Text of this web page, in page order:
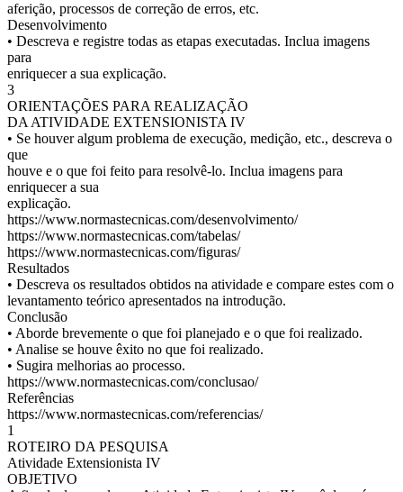
aferição, processos de correção de erros, etc.
Desenvolvimento
• Descreva e registre todas as etapas executadas. Inclua imagens
para
enriquecer a sua explicação.
3
ORIENTAÇÕES PARA REALIZAÇÃO
DA ATIVIDADE EXTENSIONISTA IV
• Se houver algum problema de execução, medição, etc., descreva o
que
houve e o que foi feito para resolvê-lo. Inclua imagens para
enriquecer a sua
explicação.
https://www.normastecnicas.com/desenvolvimento/
https://www.normastecnicas.com/tabelas/
https://www.normastecnicas.com/figuras/
Resultados
• Descreva os resultados obtidos na atividade e compare estes com o
levantamento teórico apresentados na introdução.
Conclusão
• Aborde brevemente o que foi planejado e o que foi realizado.
• Analise se houve êxito no que foi realizado.
• Sugira melhorias ao processo.
https://www.normastecnicas.com/conclusao/
Referências
https://www.normastecnicas.com/referencias/
1
ROTEIRO DA PESQUISA
Atividade Extensionista IV
OBJETIVO